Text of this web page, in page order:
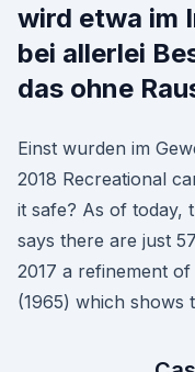
wird etwa im
bei allerlei
das ohne
Einst wurden im
2018 Recreational
it safe? As of today,
says there are just
2017 a refinement
(1965) which